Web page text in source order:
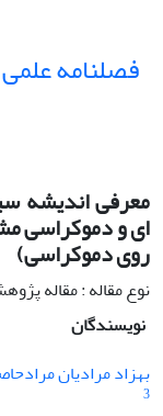
فصلنامه
معرفی اندیشه
ای و دموکراسی
روی دموکراسی)
نوع مقاله : مقاله
نویسندگان
بهزاد مرادیان
3